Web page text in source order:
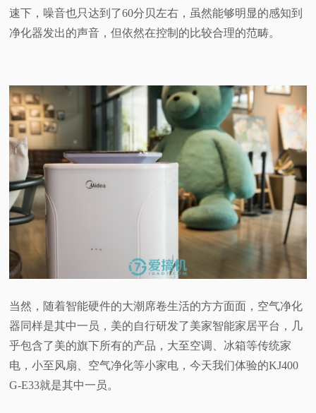
速下，噪音也只达到了60分贝左右，虽然能够明显的感知到
净化器发出的声音，但依然在控制的比较合理的范畴。
当然，随着智能硬件的大潮席卷生活的方方面面，空气净化
器同样是其中一员，美的自行研发了美家智能家居平台，几
乎包含了美的旗下所有的产品，大至空调、冰箱等传统家
电，小至风扇、空气净化等小家电，今天我们体验的KJ400
G-E33就是其中一员。